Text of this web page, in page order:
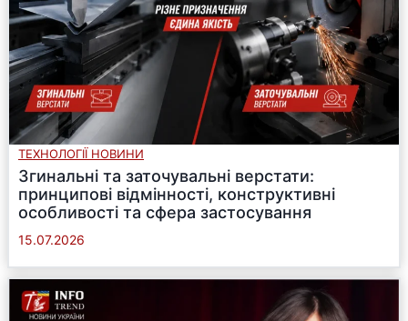
ТЕХНОЛОГІЇ НОВИНИ
Згинальні та заточувальні верстати:
принципові відмінності, конструктивні
особливості та сфера застосування
15.07.2026